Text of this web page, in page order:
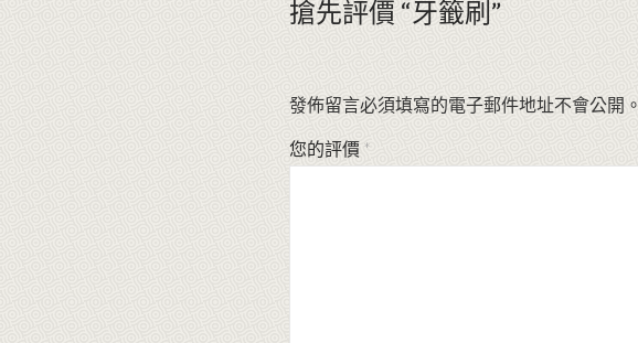
搶先評價 “牙籤刷”
發佈留言必須填寫的電子郵件地址不會公開。
您的評價 *